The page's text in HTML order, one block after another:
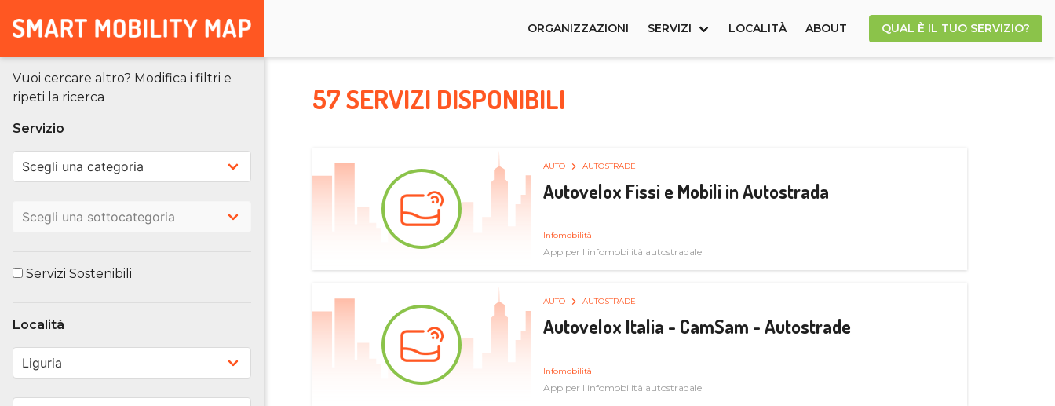
ORGANIZZAZIONI SERVIZI LOCALITÀ ABOUT QUAL È IL TUO SERVIZIO?
Vuoi cercare altro? Modifica i filtri e
ripeti la ricerca
Servizio
Servizi Sostenibili
Località
57 SERVIZI DISPONIBILI
AUTO AUTOSTRADE
Autovelox Fissi e Mobili in Autostrada
Infomobilità
App per l'infomobilità autostradale
AUTO AUTOSTRADE
Autovelox Italia - CamSam - Autostrade
Infomobilità
App per l'infomobilità autostradale